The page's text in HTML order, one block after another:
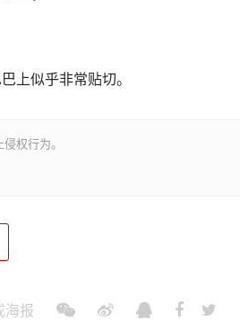
上似乎非常贴切。
权行为。
海报